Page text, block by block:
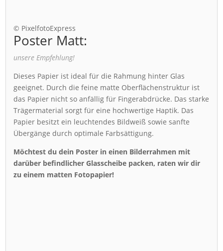
© PixelfotoExpress
Poster Matt:
unsere Empfehlung!
Dieses Papier ist ideal für die Rahmung hinter Glas
geeignet. Durch die feine matte Oberflächenstruktur ist
das Papier nicht so anfällig für Fingerabdrücke. Das starke
Trägermaterial sorgt für eine hochwertige Haptik. Das
Papier besitzt ein leuchtendes Bildweiß sowie sanfte
Übergänge durch optimale Farbsättigung.
Möchtest du dein Poster in einen Bilderrahmen mit
darüber befindlicher Glasscheibe packen, raten wir dir
zu einem matten Fotopapier!